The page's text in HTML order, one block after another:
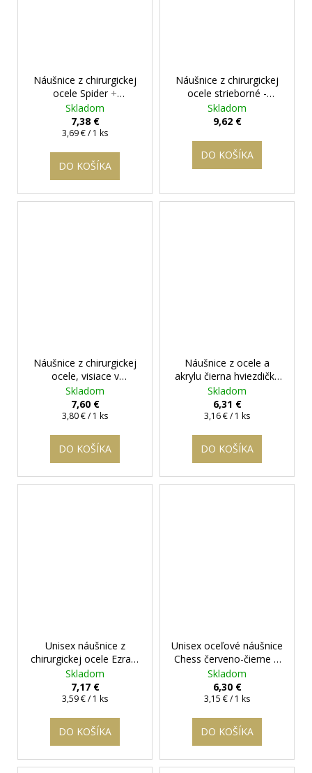
Náušnice z chirurgickej
ocele Spider +
darčeková krabička
zadarmo
Skladom
7,38 €
Jednotková
3,69 € / 1 ks
DO KOŠÍKA
Náušnice z chirurgickej
ocele strieborné -
Vicente II.-10 mm
darčeková krabička
Skladom
9,62 €
DO KOŠÍKA
Náušnice z chirurgickej
ocele, visiace v
striebornej farbe a
očkom - Leontína
darčeková krabička
Skladom
7,60 €
Jednotková
3,80 € / 1 ks
DO KOŠÍKA
Náušnice z ocele a
akrylu čierna hviezdička
+ darčeková krabička
zadarmo
Skladom
6,31 €
Jednotková
3,16 € / 1 ks
DO KOŠÍKA
Unisex náušnice z
chirurgickej ocele Ezra+
darčeková krabička
zadarmo
Skladom
7,17 €
Jednotková
3,59 € / 1 ks
DO KOŠÍKA
Unisex oceľové náušnice
Chess červeno-čierne +
darčeková krabička
zadarmo
Skladom
6,30 €
Jednotková
3,15 € / 1 ks
DO KOŠÍKA